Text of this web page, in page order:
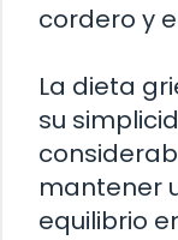
cordero y
La dieta
su
mantener
equilibrio